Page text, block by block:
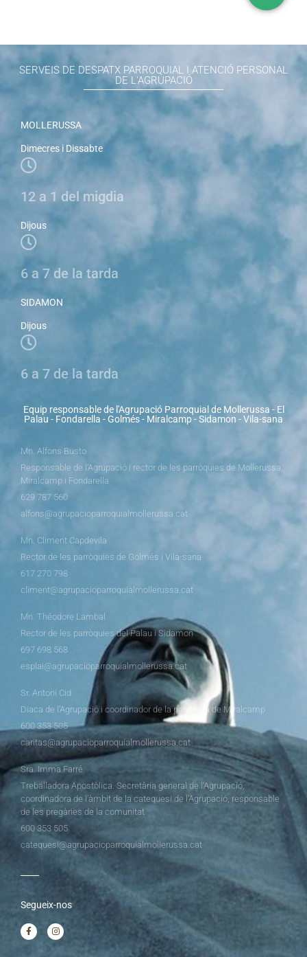
SERVEIS DE DESPATX PARROQUIAL I ATENCIÓ PERSONAL
DE L'AGRUPACIÓ
MOLLERUSSA
Dimecres i Dissabte
12 a 1 del migdia
Dijous
6 a 7 de la tarda
SIDAMON
Dijous
6 a 7 de la tarda
Equip responsable de l'Agrupació Parroquial de Mollerussa - El
Palau - Fondarella - Golmés - Miralcamp - Sidamon - Vila-sana
Mn. Alfons Busto
Responsable de l’Agrupació i rector de les parròquies de Mollerussa,
Miralcamp i Fondarella
629 787 560
alfons@agrupacioparroquialmollerussa.cat
Mn. Climent Capdevila
Rector de les parròquies de Golmés i Vila-sana
617 270 798
climent@agrupacioparroquialmollerussa.cat
Mn. Théodore Lambal
Rector de les parròquies del Palau i Sidamon
697 698 568
esplai@agrupacioparroquialmollerussa.cat
Sr. Antoni Cid
Diaca de l’Agrupació i coordinador de la parròquia de Miralcamp
600 353 505
caritas@agrupacioparroquialmollerussa.cat
Sra. Imma Farré
Treballadora Apostòlica. Secretària general de l’Agrupació,
coordinadora de l’àmbit de la catequesi de l’Agrupació, responsable
de les pregàries de la comunitat
600 353 505
catequesi@agrupacioparroquialmollerussa.cat
Segueix-nos